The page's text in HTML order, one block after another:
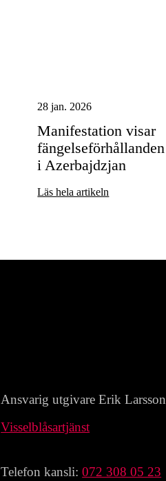
28 jan. 2026
Manifestation visar
i Azerbajdzjan
Läs hela artikeln
Ansvarig utgivare Erik Larsson
Visselblåsartjänst
Telefon kansli:072 308 05 23